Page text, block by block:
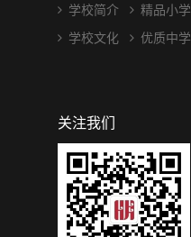
学校简介
学校文化
精品小学
优质中学
关注我们